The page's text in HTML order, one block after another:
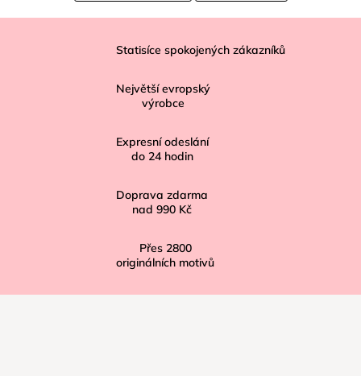
Statisíce spokojených zákazníků
Největší evropský
výrobce
Expresní odeslání
do 24 hodin
Doprava zdarma
nad 990 Kč
Přes 2800
originálních motivů